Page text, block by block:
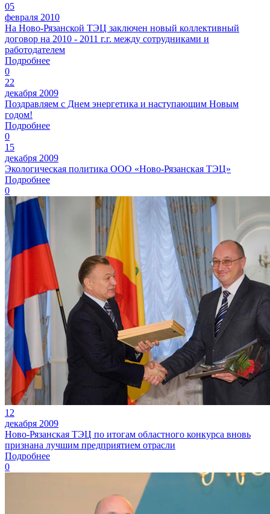
05
февраля 2010
На Ново-Рязанской ТЭЦ заключен новый коллективный
договор на 2010 - 2011 г.г. между сотрудниками и
работодателем
Подробнее
0
22
декабря 2009
Поздравляем с Днем энергетика и наступающим Новым
годом!
Подробнее
0
15
декабря 2009
Экологическая политика ООО «Ново-Рязанская ТЭЦ»
Подробнее
0
12
декабря 2009
Ново-Рязанская ТЭЦ по итогам областного конкурса вновь
признана лучшим предприятием отрасли
Подробнее
0